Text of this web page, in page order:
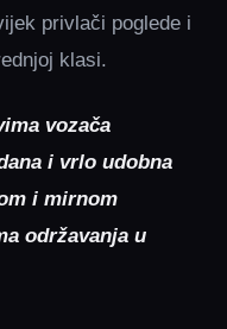
privlači poglede i
klasi.
vozača
i vrlo udobna
i mirnom
održavanja u